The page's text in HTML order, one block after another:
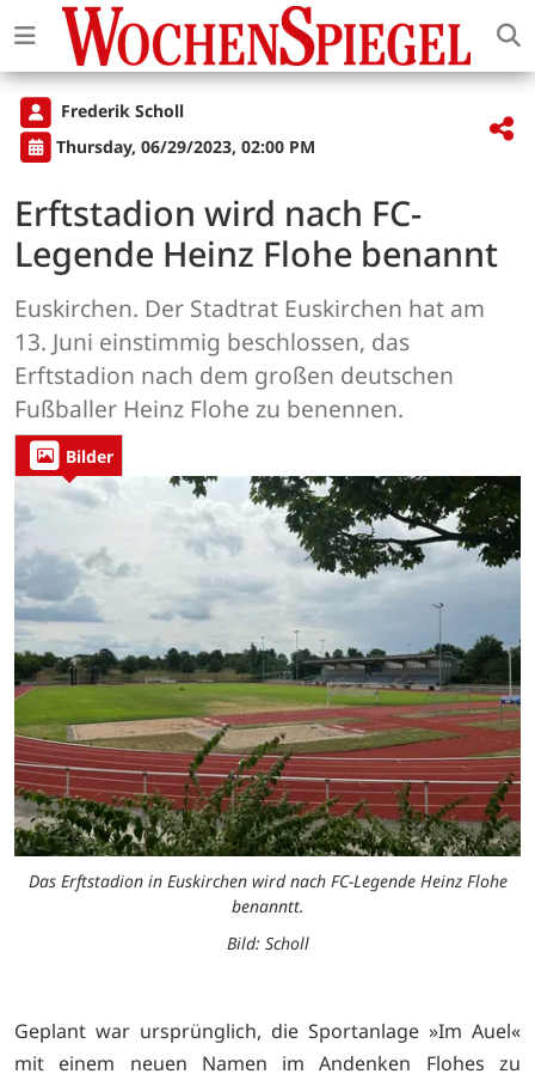
Frederik Scholl
Thursday, 06/29/2023, 02:00 PM
Erftstadion wird nach FC-
Legende Heinz Flohe benannt
Euskirchen. Der Stadtrat Euskirchen hat am
13. Juni einstimmig beschlossen, das
Erftstadion nach dem großen deutschen
Fußballer Heinz Flohe zu benennen.
Bilder
Das Erftstadion in Euskirchen wird nach FC-Legende Heinz Flohe
benanntt.
Bild: Scholl
Geplant war ursprünglich, die Sportanlage »Im Auel«
mit einem neuen Namen im Andenken Flohes zu